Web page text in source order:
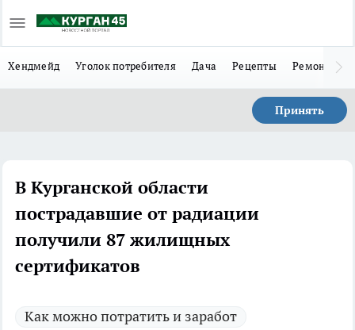
Хендмейд Уголок потребителя Дача Рецепты Ремонт
Принять
В Курганской области
пострадавшие от радиации
получили 87 жилищных
сертификатов
Как можно потратить и заработ